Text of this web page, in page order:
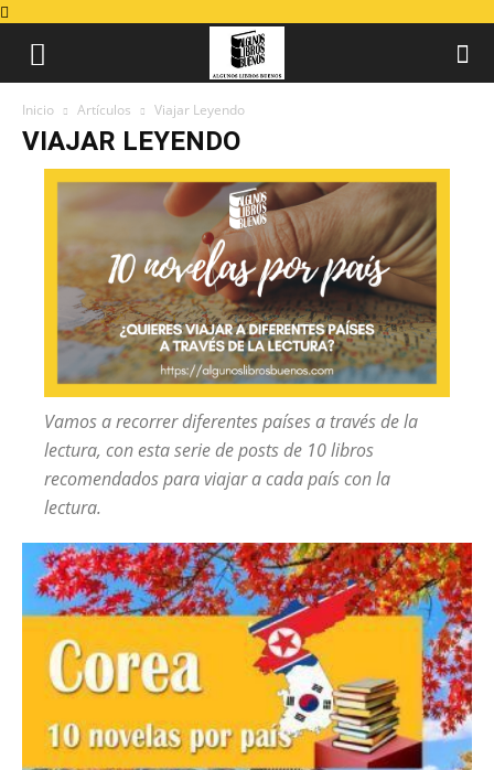
Inicio Artículos Viajar Leyendo
VIAJAR LEYENDO
Vamos a recorrer diferentes países a través de la
lectura, con esta serie de posts de 10 libros
recomendados para viajar a cada país con la
lectura.